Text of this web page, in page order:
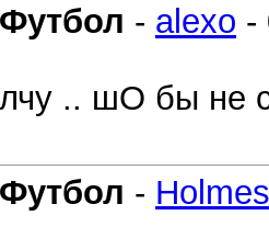
- alexo -
.. шО бы не
- Holmes